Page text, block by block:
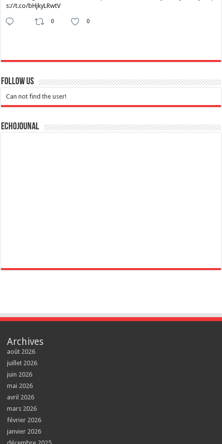
s://t.co/bHjkyLRwtV
0 0
Follow Us
Can not find the user!
Echojounal
Archives
août 2026
juillet 2026
juin 2026
mai 2026
avril 2026
mars 2026
février 2026
janvier 2026